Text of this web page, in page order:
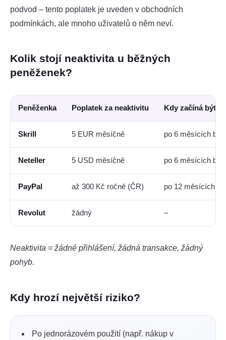
podvod – tento poplatek je uveden v obchodních
podmínkách, ale mnoho uživatelů o něm neví.
Kolik stojí neaktivita u běžných
peněženek?
Peněženka Poplatek za neaktivitu Kdy začíná být
Skrill 5 EUR měsíčně po 6 měsících
Neteller 5 USD měsíčně po 6 měsících
PayPal až 300 Kč ročně (ČR) po 12 měsících
Revolut žádný –
Neaktivita = žádné přihlášení, žádná transakce, žádný
pohyb.
Kdy hrozí největší riziko?
Po jednorázovém použití (např. nákup v